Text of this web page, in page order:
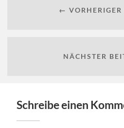
← VORHERIGER
NÄCHSTER
Schreibe einen